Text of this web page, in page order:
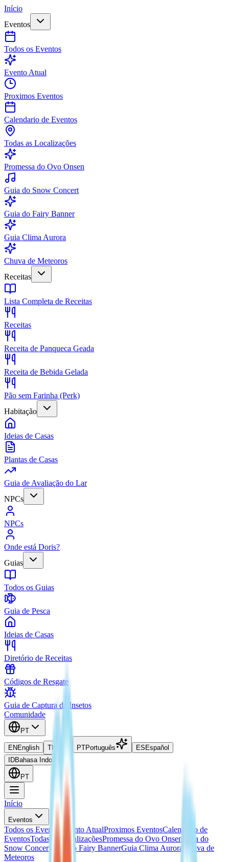
Início
Eventos
Todos os Eventos
Evento Atual
Proximos Eventos
Calendario de Eventos
Todas as Localizações
Promessa do Ovo Onsen
Guia do Snow Concert
Guia do Fairy Banner
Guia Clima Aurora
Chuva de Meteoros
Receitas
Lista Completa de Receitas
Receitas
Receita de Panqueca Geada
Receita de Bebida Gelada
Pão sem Farinha (Perk)
Habitação
Ideias de Casas
Plantas de Casas
Guia de Avaliação do Lar
NPCs
NPCs
Onde está Doris?
Guias
Todos os Guias
Guia de Pesca
Ideias de Casas
Diretório de Receitas
Códigos de Resgate
Guia de Captura de Insetos
Comunidade
PT
EN English TH PTPortuguês ES Español
IDBahasa Indonesia
PT
Início
Eventos
Todos os Eventos Evento AtualProximos EventosCalendario de
EventosTodas as LocalizaçõesPromessa do Ovo Onsen
Guia do
Snow Concert
Guia do Fairy BannerGuia Clima Aurora
Chuva de
Meteoros